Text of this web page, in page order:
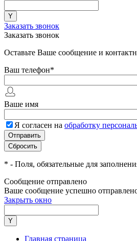
Заказать звонок
Заказать звонок
Оставьте Ваше сообщение и
Ваш телефон*
Ваше имя
Я согласен на обработку
* - Поля, обязательные для
Сообщение отправлено
Ваше сообщение успешно
Закрыть окно
Главная страница